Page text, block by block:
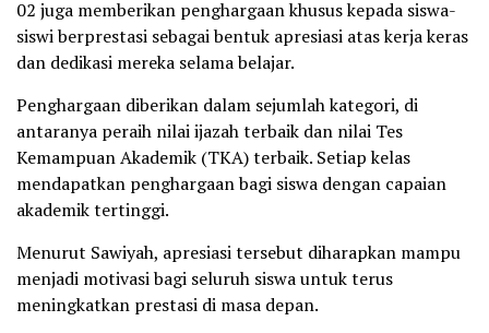
02 juga memberikan penghargaan khusus kepada siswa-
siswi berprestasi sebagai bentuk apresiasi atas kerja keras
dan dedikasi mereka selama belajar.
Penghargaan diberikan dalam sejumlah kategori, di
antaranya peraih nilai ijazah terbaik dan nilai Tes
Kemampuan Akademik (TKA) terbaik. Setiap kelas
mendapatkan penghargaan bagi siswa dengan capaian
akademik tertinggi.
Menurut Sawiyah, apresiasi tersebut diharapkan mampu
menjadi motivasi bagi seluruh siswa untuk terus
meningkatkan prestasi di masa depan.